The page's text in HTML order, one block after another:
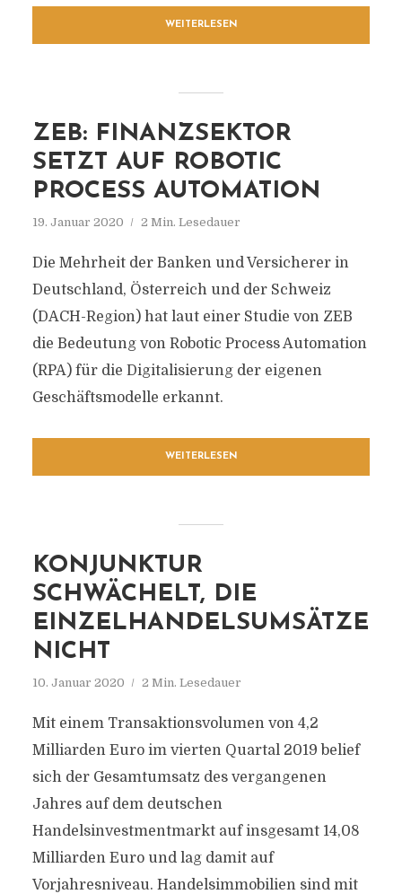
WEITERLESEN
ZEB: FINANZSEKTOR
SETZT AUF ROBOTIC
PROCESS AUTOMATION
19. Januar 2020 2 Min. Lesedauer
Die Mehrheit der Banken und Versicherer in
Deutschland, Österreich und der Schweiz
(DACH-Region) hat laut einer Studie von ZEB
die Bedeutung von Robotic Process Automation
(RPA) für die Digitalisierung der eigenen
Geschäftsmodelle erkannt.
WEITERLESEN
KONJUNKTUR
SCHWÄCHELT, DIE
EINZELHANDELSUMSÄTZE
NICHT
10. Januar 2020 2 Min. Lesedauer
Mit einem Transaktionsvolumen von 4,2
Milliarden Euro im vierten Quartal 2019 belief
sich der Gesamtumsatz des vergangenen
Jahres auf dem deutschen
Handelsinvestmentmarkt auf insgesamt 14,08
Milliarden Euro und lag damit auf
Vorjahresniveau. Handelsimmobilien sind mit